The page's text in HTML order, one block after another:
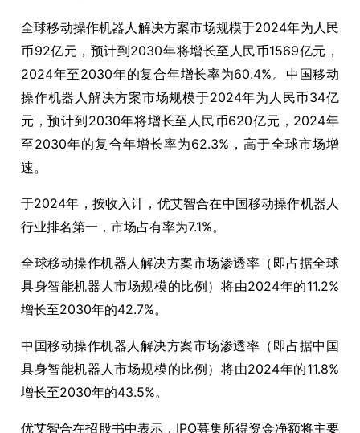
全球移动操作机器人解决方案市场规模于2024年为人民
币92亿元，预计到2030年将增长至人民币1569亿元，
2024年至2030年的复合年增长率为60.4%。中国移动
操作机器人解决方案市场规模于2024年为人民币34亿
元，预计到2030年将增长至人民币620亿元，2024年
至2030年的复合年增长率为62.3%，高于全球市场增
速。
于2024年，按收入计，优艾智合在中国移动操作机器人
行业排名第一，市场占有率为7.1%。
全球移动操作机器人解决方案市场渗透率（即占据全球
具身智能机器人市场规模的比例）将由2024年的11.2%
增长至2030年的42.7%。
中国移动操作机器人解决方案市场渗透率（即占据中国
具身智能机器人市场规模的比例）将由2024年的11.8%
增长至2030年的43.5%。
优艾智合在招股书中表示，IPO募集所得资金净额将主要